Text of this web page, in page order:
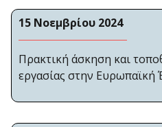
15 Νοεμβρίου 2024
Πρακτική άσκηση και
εργασίας στην Ευρωπαϊκή